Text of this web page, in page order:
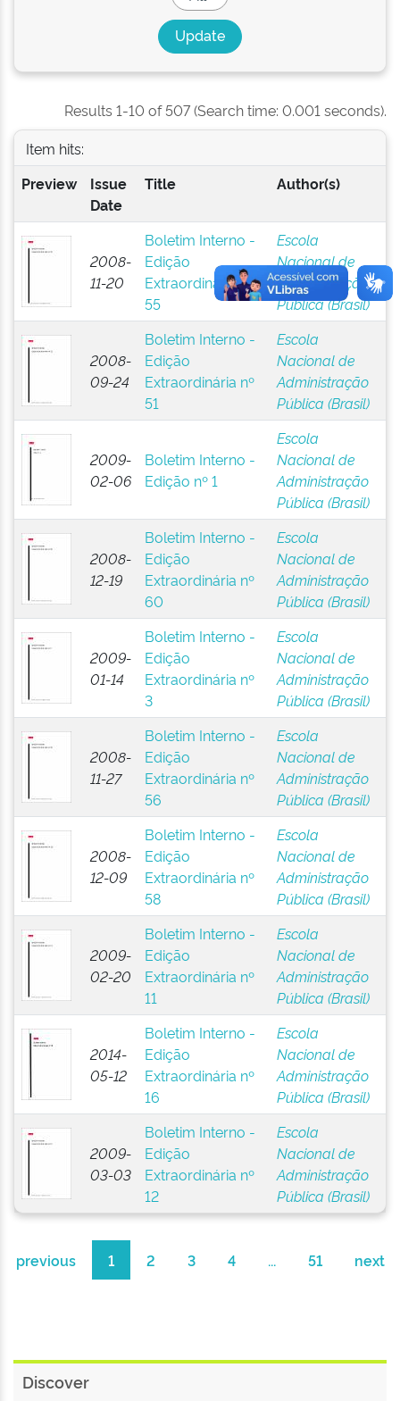
Results 1-10 of 507 (Search time: 0.001 seconds).
Item hits:
Preview
Issue
Date
Title Author(s)
2008-
11-20
Boletim Interno -
Edição
Extraordinária nº
55
Escola
Nacional de
Administração
Pública (Brasil)
2008-
09-24
Boletim Interno -
Edição
Extraordinária nº
51
Escola
Nacional de
Administração
Pública (Brasil)
2009-
02-06
Boletim Interno -
Edição nº 1
Escola
Nacional de
Administração
Pública (Brasil)
2008-
12-19
Boletim Interno -
Edição
Extraordinária nº
60
Escola
Nacional de
Administração
Pública (Brasil)
2009-
01-14
Boletim Interno -
Edição
Extraordinária nº
3
Escola
Nacional de
Administração
Pública (Brasil)
2008-
11-27
Boletim Interno -
Edição
Extraordinária nº
56
Escola
Nacional de
Administração
Pública (Brasil)
2008-
12-09
Boletim Interno -
Edição
Extraordinária nº
58
Escola
Nacional de
Administração
Pública (Brasil)
2009-
02-20
Boletim Interno -
Edição
Extraordinária nº
11
Escola
Nacional de
Administração
Pública (Brasil)
2014-
05-12
Boletim Interno -
Edição
Extraordinária nº
16
Escola
Nacional de
Administração
Pública (Brasil)
2009-
03-03
Boletim Interno -
Edição
Extraordinária nº
12
Escola
Nacional de
Administração
Pública (Brasil)
previous 1 2 3 4 ... 51 next
Discover